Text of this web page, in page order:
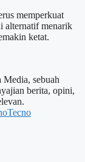
memperkuat
alternatif menarik
ketat.
sebuah
berita, opini,
Tecno